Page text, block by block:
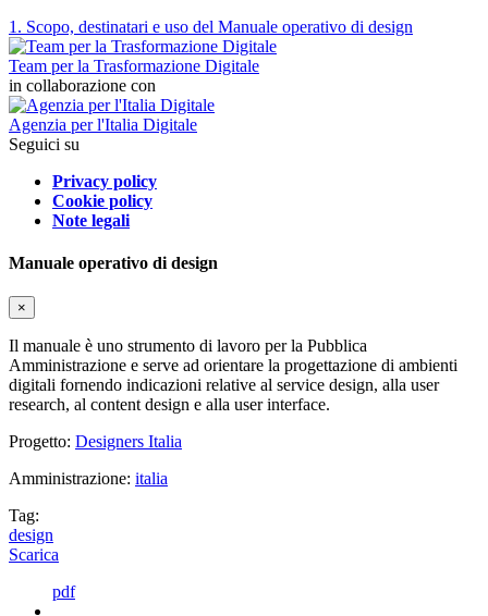
1. Scopo, destinatari e uso del Manuale operativo di design
Team per la Trasformazione Digitale
in collaborazione con
Agenzia per l'Italia Digitale
Seguici su
Privacy policy
Cookie policy
Note legali
Manuale operativo di design
×
Il manuale è uno strumento di lavoro per la Pubblica
Amministrazione e serve ad orientare la progettazione di ambienti
digitali fornendo indicazioni relative al service design, alla user
research, al content design e alla user interface.
Progetto: Designers Italia
Amministrazione: italia
Tag:
design
Scarica
pdf